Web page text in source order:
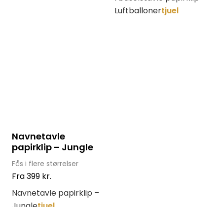
Luftballonertjuel
Navnetavle
papirklip – Jungle
Fås i flere størrelser
Fra399 kr.
Navnetavle papirklip –